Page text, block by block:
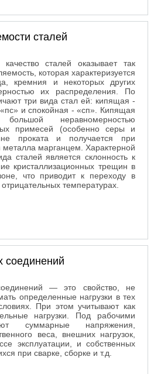
сталей
сталей оказывает так
которая характеризуется
кремния и некоторых других
их распределения. По
три вида стал ей: кипящая -
и спокойная - «сп». Кипящая
неравномерностью
примесей (особенно серы и
проката и получается при
марганцем. Характерной
сталей является склонность к
кристаллизационных трещин в
что приводит к переходу в
температурах.
соединений
— это свойство, не
определенные нагрузки в тех
При этом учитывают как
нагрузки. Под рабочими
суммарные напряжения,
веса, внешних нагрузок,
эксплуатации, и собственных
при сварке, сборке и т.д.